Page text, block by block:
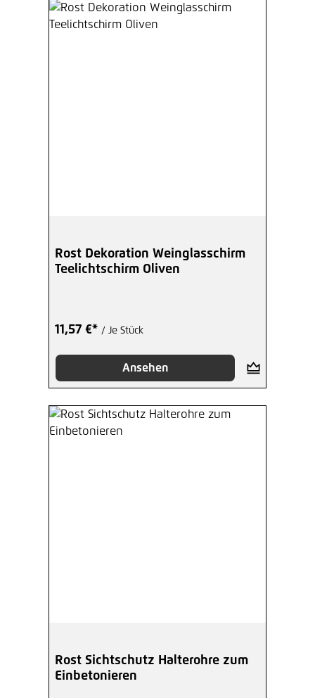
Rost Dekoration Weinglasschirm
Teelichtschirm Oliven
11,57 €* / Je Stück
Ansehen
Rost Sichtschutz Halterohre zum
Einbetonieren